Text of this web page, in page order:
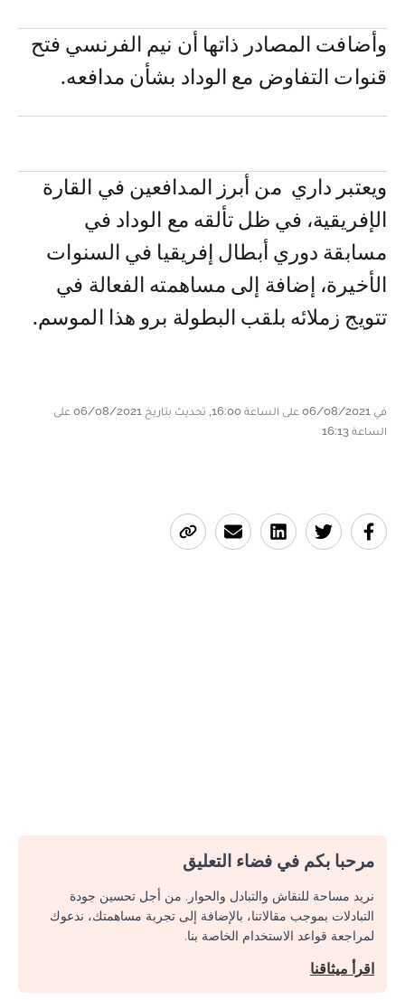
وأضافت المصادر ذاتها أن نيم الفرنسي فتح
قنوات التفاوض مع الوداد بشأن مدافعه.
ويعتبر داري من أبرز المدافعين في القارة
الإفريقية، في ظل تألقه مع الوداد في
مسابقة دوري أبطال إفريقيا في السنوات
الأخيرة، إضافة إلى مساهمته الفعالة في
تتويج زملائه بلقب البطولة برو هذا الموسم.
في 06/08/2021 على الساعة 16:00, تحديث بتاريخ 06/08/2021 على
الساعة 16:13
مرحبا بكم في فضاء التعليق
نريد مساحة للنقاش والتبادل والحوار. من أجل تحسين جودة
التبادلات بموجب مقالاتنا، بالإضافة إلى تجربة مساهمتك، ندعوك
لمراجعة قواعد الاستخدام الخاصة بنا.
اقرأ ميثاقنا